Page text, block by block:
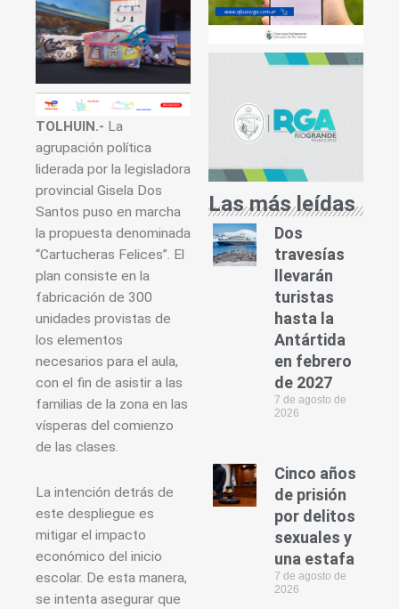
TOLHUIN.- La
agrupación política
liderada por la legisladora
provincial Gisela Dos
Santos puso en marcha
la propuesta denominada
“Cartucheras Felices”. El
plan consiste en la
fabricación de 300
unidades provistas de
los elementos
necesarios para el aula,
con el fin de asistir a las
familias de la zona en las
vísperas del comienzo
de las clases.
La intención detrás de
este despliegue es
mitigar el impacto
económico del inicio
escolar. De esta manera,
se intenta asegurar que
Las más leídas
Dos
travesías
llevarán
turistas
hasta la
Antártida
en febrero
de 2027
7 de agosto de
2026
Cinco años
de prisión
por delitos
sexuales y
una estafa
7 de agosto de
2026